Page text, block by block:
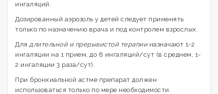
ингаляций.
Дозированный аэрозоль у детей следует применять
только по назначению врача и под контролем взрослых.
Для длительной и прерывистой терапииназначают 1-2
ингаляции на 1 прием, до 8 ингаляций/сут (в среднем, 1-
2 ингаляции 3 раза/сут).
При бронхиальной астме препарат должен
использоваться только по мере необходимости.